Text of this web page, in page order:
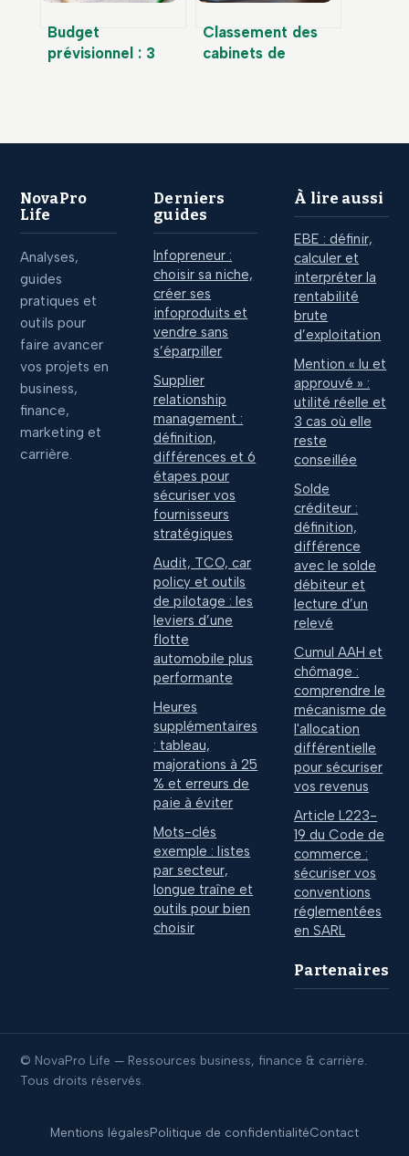
Budget
prévisionnel : 3
Classement des
cabinets de
NovaPro
Life
Analyses,
guides
pratiques et
outils pour
faire avancer
vos projets en
business,
finance,
marketing et
carrière.
Derniers
guides
Infopreneur :
choisir sa niche,
créer ses
infoproduits et
vendre sans
s’éparpiller
Supplier
relationship
management :
définition,
différences et 6
étapes pour
sécuriser vos
fournisseurs
stratégiques
Audit, TCO, car
policy et outils
de pilotage : les
leviers d’une
flotte
automobile plus
performante
Heures
supplémentaires
: tableau,
majorations à 25
% et erreurs de
paie à éviter
Mots-clés
exemple : listes
par secteur,
longue traîne et
outils pour bien
choisir
À lire aussi
EBE : définir,
calculer et
interpréter la
rentabilité
brute
d’exploitation
Mention « lu et
approuvé » :
utilité réelle et
3 cas où elle
reste
conseillée
Solde
créditeur :
définition,
différence
avec le solde
débiteur et
lecture d’un
relevé
Cumul AAH et
chômage :
comprendre le
mécanisme de
l'allocation
différentielle
pour sécuriser
vos revenus
Article L223-
19 du Code de
commerce :
sécuriser vos
conventions
réglementées
en SARL
Partenaires
© NovaPro Life — Ressources business, finance & carrière.
Tous droits réservés.
Mentions légalesPolitique de confidentialitéContact